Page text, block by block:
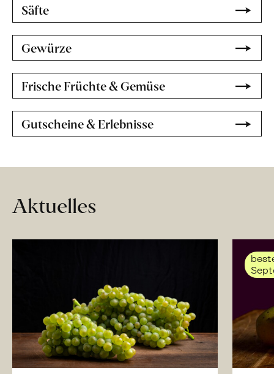
Säfte
Gewürze
Frische Früchte & Gemüse
Gutscheine & Erlebnisse
Aktuelles